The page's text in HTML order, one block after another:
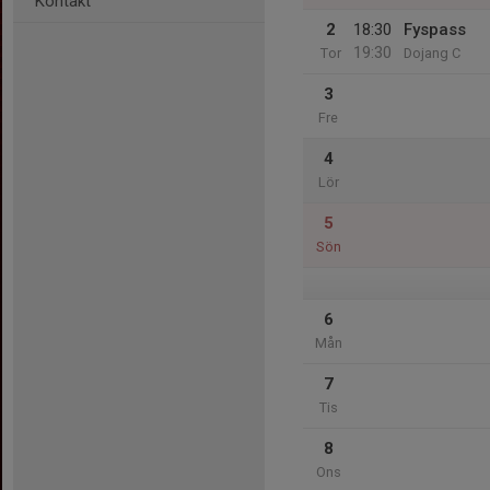
2
Tor
18:30
19:30
Fyspass
Dojang C
3
Fre
4
Lör
5
Sön
6
Mån
7
Tis
8
Ons